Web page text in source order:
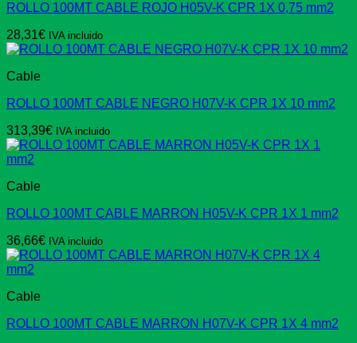
ROLLO 100MT CABLE ROJO H05V-K CPR 1X 0,75 mm2
28,31€ IVA incluido
Cable
ROLLO 100MT CABLE NEGRO H07V-K CPR 1X 10 mm2
313,39€ IVA incluido
Cable
ROLLO 100MT CABLE MARRON H05V-K CPR 1X 1 mm2
36,66€ IVA incluido
Cable
ROLLO 100MT CABLE MARRON H07V-K CPR 1X 4 mm2